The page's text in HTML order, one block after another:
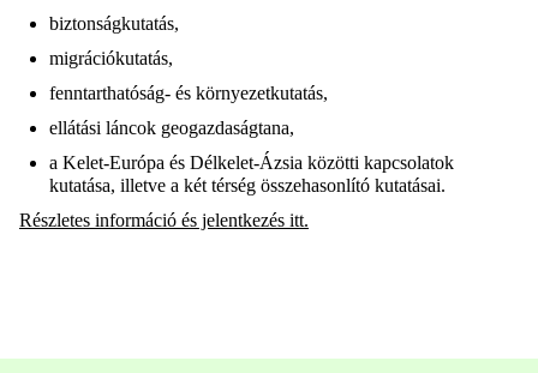
biztonságkutatás,
migrációkutatás,
fenntarthatóság- és környezetkutatás,
ellátási láncok geogazdaságtana,
a Kelet-Európa és Délkelet-Ázsia közötti kapcsolatok
kutatása, illetve a két térség összehasonlító kutatásai.
Részletes információ és jelentkezés itt.